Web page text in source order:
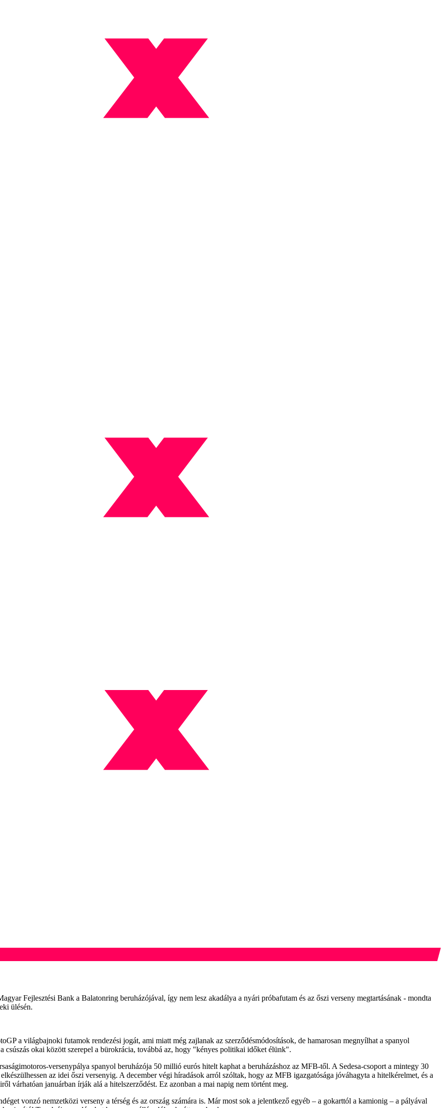
Fejlesztési Bank a Balatonring beruházójával, így nem lesz akadálya a nyári próbafutam és az őszi verseny megtartásának - mondta
ülésén.
a világbajnoki futamok rendezési jogát, ami miatt még zajlanak az szerződésmódosítások, de hamarosan megnyílhat a spanyol
csúszás okai között szerepel a bürokrácia, továbbá az, hogy "kényes politikai időket élünk".
versenypálya spanyol beruházója 50 millió eurós hitelt kaphat a beruházáshoz az MFB-től. A Sedesa-csoport a mintegy 30
az idei őszi versenyig. A december végi híradások arról szóltak, hogy az MFB igazgatósága jóváhagyta a hitelkérelmet, és a
várhatóan januárban írják alá a hitelszerződést. Ez azonban a mai napig nem történt meg.
vonzó nemzetközi verseny a térség és az ország számára is. Már most sok a jelentkező egyéb – a gokarttól a kamionig – a pályával